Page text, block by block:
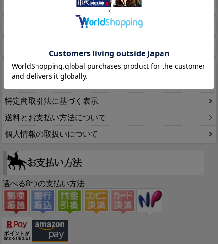
このページをPC用に切り替え
ログイン
特定商取引法に基づく表示
送料とお支払い方法について
個人情報の取扱いについて
選べる8つの支払い方法